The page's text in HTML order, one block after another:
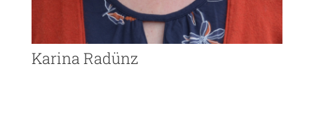
Karina Radünz